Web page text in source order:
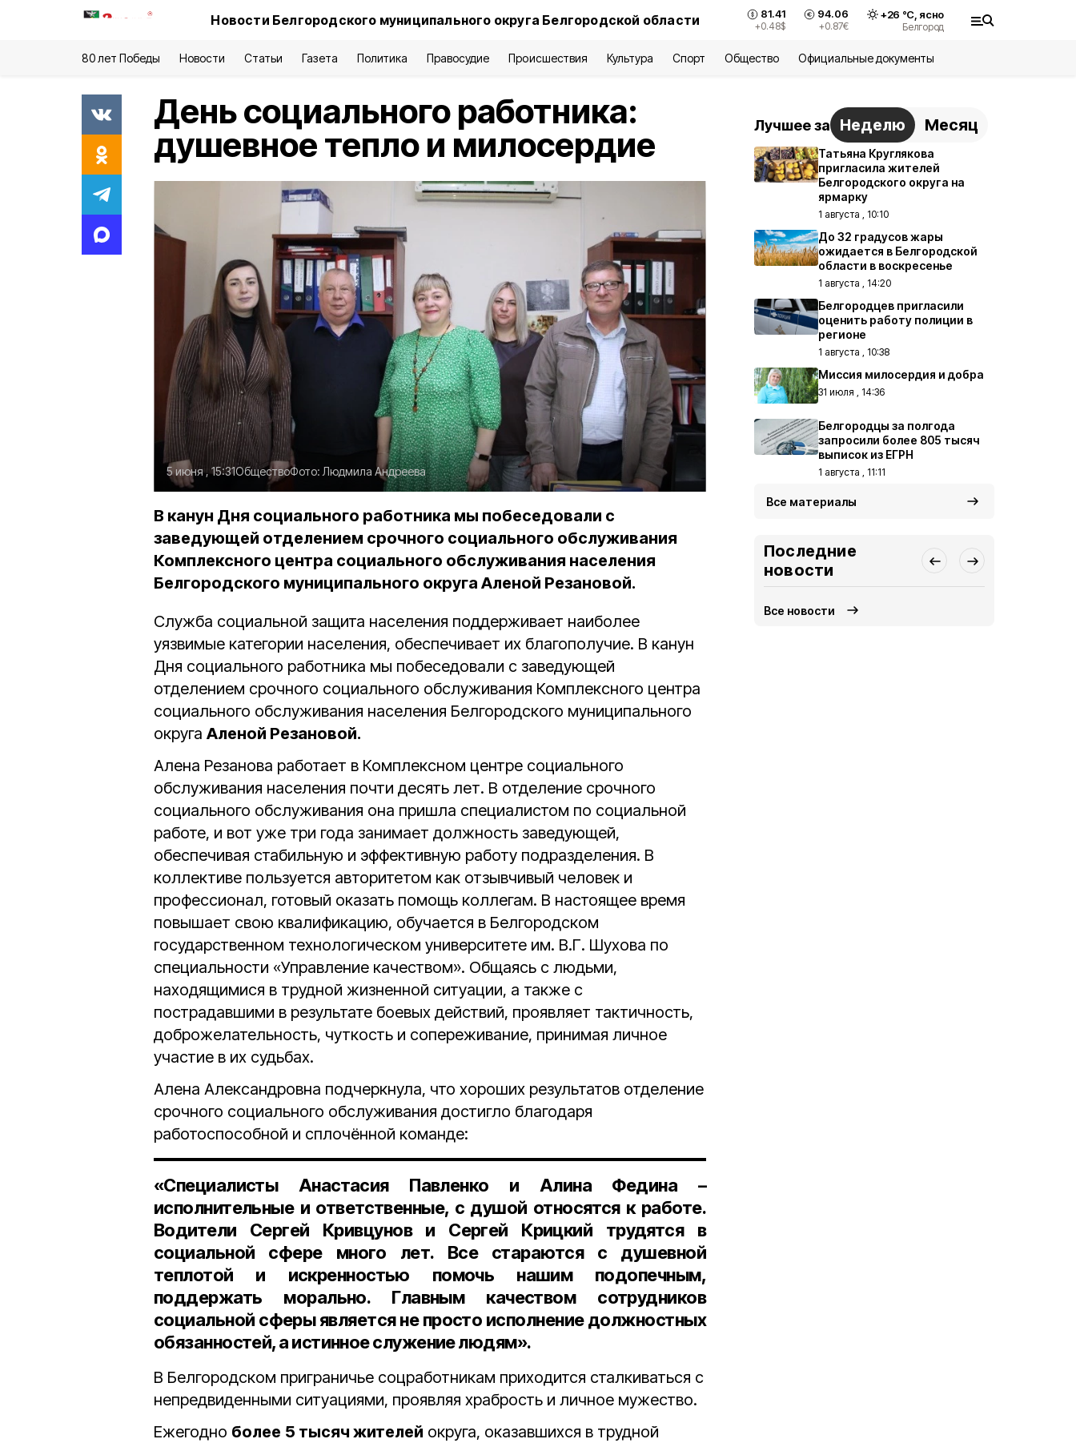
Новости Белгородского муниципального округа Белгородской области 81.41
+0.48$
94.06
+0.87€
+26 °С, ясно
Белгород
80 лет Победы Новости Статьи Газета Политика Правосудие Происшествия Культура Спорт Общество Официальные документы
День социального работника:
душевное тепло и милосердие
5 июня , 15:31ОбществоФото: Людмила Андреева
В канун Дня социального работника мы побеседовали с
заведующей отделением срочного социального обслуживания
Комплексного центра социального обслуживания населения
Белгородского муниципального округа Аленой Резановой.
Служба социальной защита населения поддерживает наиболее
уязвимые категории населения, обеспечивает их благополучие. В канун
Дня социального работника мы побеседовали с заведующей
отделением срочного социального обслуживания Комплексного центра
социального обслуживания населения Белгородского муниципального
округа Аленой Резановой.
Алена Резанова работает в Комплексном центре социального
обслуживания населения почти десять лет. В отделение срочного
социального обслуживания она пришла специалистом по социальной
работе, и вот уже три года занимает должность заведующей,
обеспечивая стабильную и эффективную работу подразделения. В
коллективе пользуется авторитетом как отзывчивый человек и
профессионал, готовый оказать помощь коллегам. В настоящее время
повышает свою квалификацию, обучается в Белгородском
государственном технологическом университете им. В.Г. Шухова по
специальности «Управление качеством». Общаясь с людьми,
находящимися в трудной жизненной ситуации, а также с
пострадавшими в результате боевых действий, проявляет тактичность,
доброжелательность, чуткость и сопереживание, принимая личное
участие в их судьбах.
Алена Александровна подчеркнула, что хороших результатов отделение
срочного социального обслуживания достигло благодаря
работоспособной и сплочённой команде:
«Специалисты Анастасия Павленко и Алина Федина –
исполнительные и ответственные, с душой относятся к работе.
Водители Сергей Кривцунов и Сергей Крицкий трудятся в
социальной сфере много лет. Все стараются с душевной
теплотой и искренностью помочь нашим подопечным,
поддержать морально. Главным качеством сотрудников
социальной сферы является не просто исполнение должностных
обязанностей, а истинное служение людям».
В Белгородском приграничье соцработникам приходится сталкиваться с
непредвиденными ситуациями, проявляя храбрость и личное мужество.
Ежегодно более 5 тысяч жителей округа, оказавшихся в трудной
Лучшее за Неделю Месяц
Татьяна Круглякова
пригласила жителей
Белгородского округа на
ярмарку
1 августа , 10:10
До 32 градусов жары
ожидается в Белгородской
области в воскресенье
1 августа , 14:20
Белгородцев пригласили
оценить работу полиции в
регионе
1 августа , 10:38
Миссия милосердия и добра
31 июля , 14:36
Белгородцы за полгода
запросили более 805 тысяч
выписок из ЕГРН
1 августа , 11:11
Все материалы
Последние
новости
Все новости